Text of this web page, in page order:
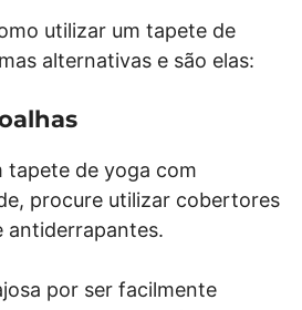
utilizar um tapete de
alternativas e são elas:
tapete de yoga com
procure utilizar cobertores
antiderrapantes.
por ser facilmente